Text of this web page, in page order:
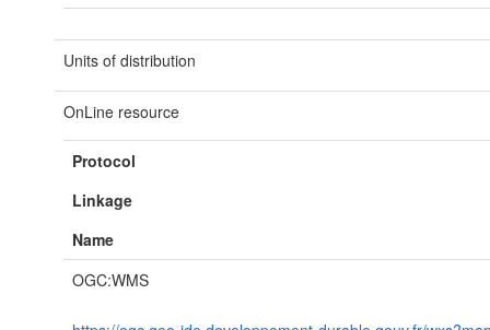
Units of distribution
OnLine resource
Protocol
Linkage
Name
OGC:WMS